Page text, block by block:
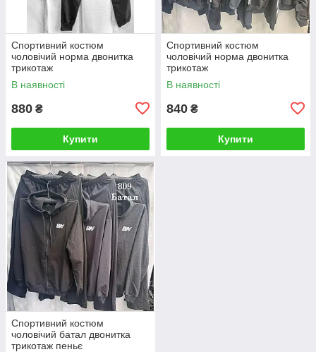
Спортивний костюм
чоловічий норма двонитка
трикотаж
В наявності
880 ₴
Купити
Спортивний костюм
чоловічий норма двонитка
трикотаж
В наявності
840 ₴
Купити
Спортивний костюм
чоловічий батал двонитка
трикотаж пеньє